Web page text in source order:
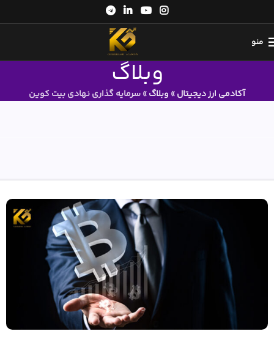
منو
وبلاگ
آکادمی ارز دیجیتال» وبلاگ»سرمایه گذاری نهادی بیت کوین